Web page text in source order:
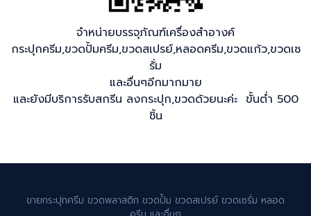
จำหน่ายบรรจุภัณฑ์เครื่องสำอางค์
กระปุกครีม,ขวดปั้มครีม,ขวดสเปรย์,หลอดครีม,ขวดแก้ว,ขวดเซ
รั่ม
และอื่นๆอีกมากมาย
และยังมีบริการรับสกรีน ลงกระปุก,ขวดด้วยนะค่ะ ขั้นต่ำ 500
ชิ้น
ขายกระปุกครีม ขวดพลาสติก ขวดปั้ม ขวดสเปรย์ ขวดเซรั่ม หลอด